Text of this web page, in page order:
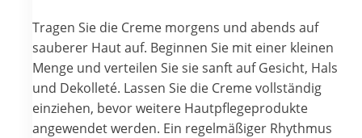
Tragen Sie die Creme morgens und abends auf
sauberer Haut auf. Beginnen Sie mit einer kleinen
Menge und verteilen Sie sie sanft auf Gesicht, Hals
und Dekolleté. Lassen Sie die Creme vollständig
einziehen, bevor weitere Hautpflegeprodukte
angewendet werden. Ein regelmäßiger Rhythmus